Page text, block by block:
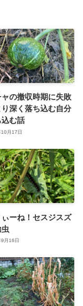
ャの撤収時期に失敗
り深く落ち込む自分
む話
月17日
ーね！セスジスズ
虫
月16日